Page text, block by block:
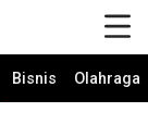
Bisnis Olahraga